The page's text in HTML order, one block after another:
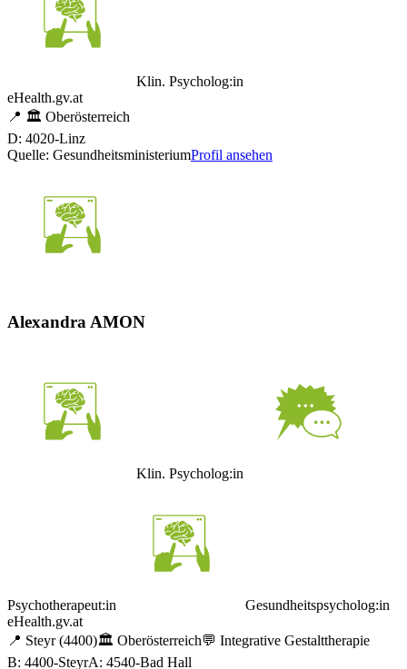
Klin. Psycholog:in
eHealth.gv.at
📍 🏛️ Oberösterreich
D: 4020-Linz
Quelle: GesundheitsministeriumProfil ansehen
Alexandra AMON
Klin. Psycholog:in
Psychotherapeut:in
Gesundheitspsycholog:in
eHealth.gv.at
📍 Steyr(4400)🏛️ Oberösterreich💬 Integrative Gestalttherapie
B: 4400-SteyrA: 4540-Bad Hall